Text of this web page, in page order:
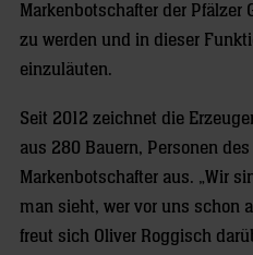
Markenbotschafter der Pfälzer
zu werden und in dieser
einzuläuten.
Seit 2012 zeichnet die
aus 280 Bauern, Personen
Markenbotschafter aus. „Wir
man sieht, wer vor uns schon
freut sich Oliver Roggisch